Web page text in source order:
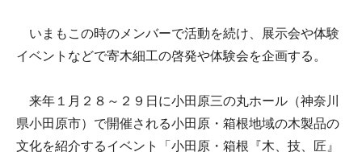
いまもこの時のメンバーで活動を続け、展示会や体験
イベントなどで寄木細工の啓発や体験会を企画する。
来年１月２８～２９日に小田原三の丸ホール（神奈川
県小田原市）で開催される小田原・箱根地域の木製品の
文化を紹介するイベント「小田原・箱根『木、技、匠』